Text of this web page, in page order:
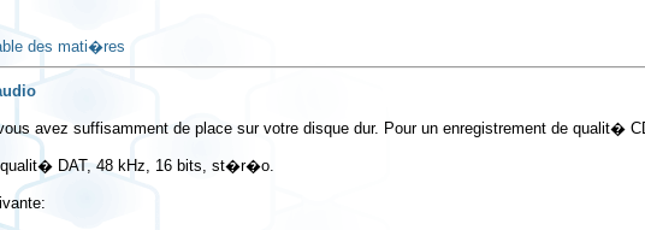
des mati�res
avez suffisamment de place sur votre disque dur. Pour un enregistrement de
DAT, 48 kHz, 16 bits, st�r�o.